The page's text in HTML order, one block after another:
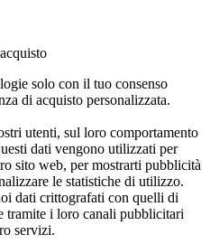
solo con il tuo consenso
di acquisto personalizzata.
utenti, sul loro comportamento
dati vengono utilizzati per
sito web, per mostrarti pubblicità
le statistiche di utilizzo.
dati crittografati con quelli di
tramite i loro canali pubblicitari
servizi.